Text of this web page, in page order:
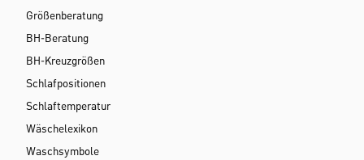
Größenberatung
BH-Beratung
BH-Kreuzgrößen
Schlafpositionen
Schlaftemperatur
Wäschelexikon
Waschsymbole